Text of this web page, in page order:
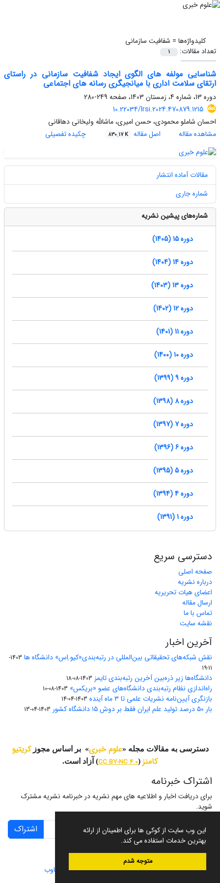
این وب سایت از کوکی ها برای اطمینان از ارائه
بهترین خدمات استفاده می کند.
متوجه شدم
کلیدواژه‌ها = شفافیت سازمانی
تعداد مقالات:
1
شناسایی مولفه های الگوی ایجاد شفافیت سازمانی در راستای
ارتقای سلامت اداری با میانجیگری رسانه های اجتماعی
دوره 13، شماره 4، زمستان 1403، صفحه
249-280
10.22034/lrsi.2024.470879.1215
احسان شاملو محمودی، حسن امیری، ماشالله ولیخانی دهاقانی
مشاهده مقاله
اصل مقاله 830.17 K چکیده تفصیلی
مقالات آماده انتشار
شماره جاری
شماره‌های پیشین نشریه
دوره 15 (1405)
دوره 14 (1404)
دوره 13 (1403)
دوره 12 (1402)
دوره 11 (1401)
دوره 10 (1400)
دوره 9 (1399)
دوره 8 (1398)
دوره 7 (1397)
دوره 6 (1396)
دوره 5 (1395)
دوره 4 (1394)
دوره 1 (1391)
دسترسی سریع
صفحه اصلی
درباره نشریه
اعضای هیات تحریریه
ارسال مقاله
تماس با ما
نقشه سایت
آخرین اخبار
نقش شبکه‌های تحقیقاتی بین‌المللی در رتبه‌بندی«کیو.اِس» دانشگاه ها
1403-
11-19
دانشگاه‌ها زیر ذره‌بین آخرین رتبه‌بندی تایمز 1403-08-18
راه‌اندازی نظام رتبه‌بندی دانشگاه‌‌های عضو «بریکس» 1403-08-10
بازنگری آیین‌نامه نشریات علمی تا ۳ ماه آینده 1403-04-14
بار ۵۰ درصد تولید علم ایران فقط بر دوش ۱۵ دانشگاه کشور 1403-04-13
دسترسی به مقالات مجله «علوم خبری» بر اساس مجوزکریتیو
کامنز (
CC BY-NC 4.0) آزاد است.
اشتراک خبرنامه
برای دریافت اخبار و اطلاعیه های مهم نشریه در خبرنامه نشریه مشترک
شوید.
اشتراک
سامانه مدیریت نشریات علمی.طراحی و پیاده سازی از سیناوب